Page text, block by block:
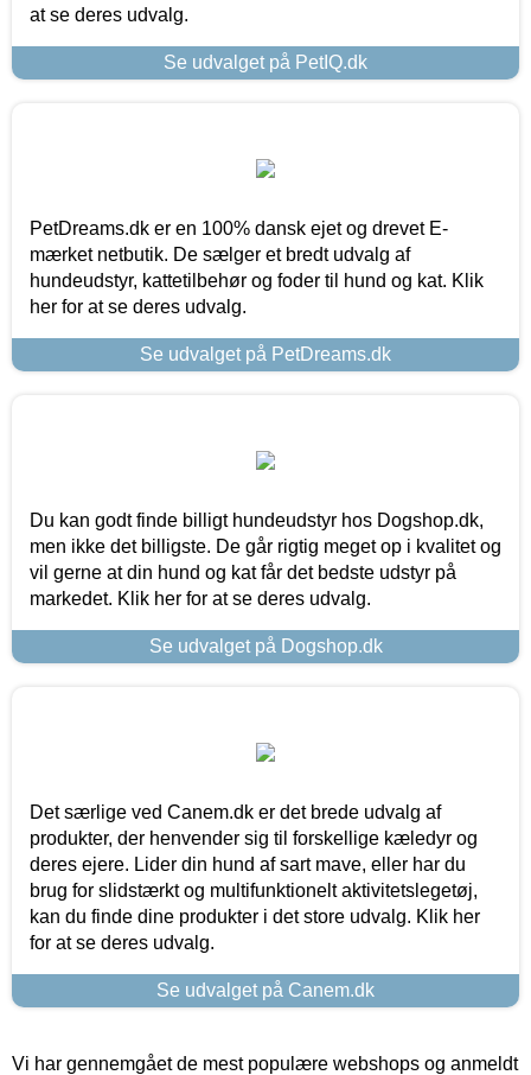
at se deres udvalg.
Se udvalget på PetIQ.dk
PetDreams.dk er en 100% dansk ejet og drevet E-
mærket netbutik. De sælger et bredt udvalg af
hundeudstyr, kattetilbehør og foder til hund og kat. Klik
her for at se deres udvalg.
Se udvalget på PetDreams.dk
Du kan godt finde billigt hundeudstyr hos Dogshop.dk,
men ikke det billigste. De går rigtig meget op i kvalitet og
vil gerne at din hund og kat får det bedste udstyr på
markedet. Klik her for at se deres udvalg.
Se udvalget på Dogshop.dk
Det særlige ved Canem.dk er det brede udvalg af
produkter, der henvender sig til forskellige kæledyr og
deres ejere. Lider din hund af sart mave, eller har du
brug for slidstærkt og multifunktionelt aktivitetslegetøj,
kan du finde dine produkter i det store udvalg. Klik her
for at se deres udvalg.
Se udvalget på Canem.dk
Vi har gennemgået de mest populære webshops og anmeldt